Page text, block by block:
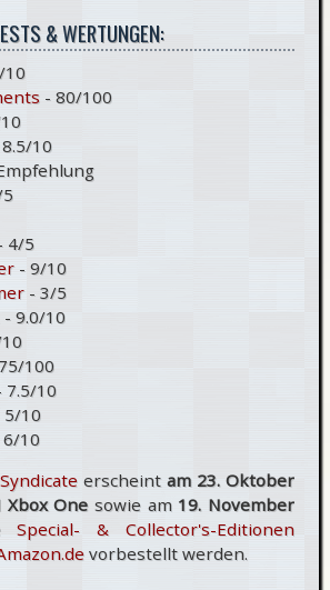
& WERTUNGEN:
10
- 80/100
10
4/5
- 9/10
- 3/5
- 9.0/10
100
7.5/10
5/10
6/10
erscheint am 23. Oktober
Xbox Onesowie am 19. November
Special- & Collector's-Editionen
vorbestellt werden.